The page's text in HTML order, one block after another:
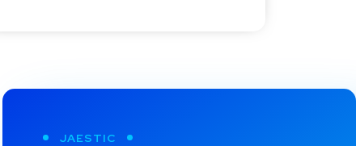
JAESTIC